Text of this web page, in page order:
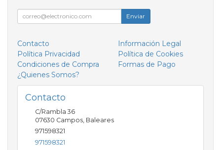
Enviar
Contacto
Información Legal
Política Privacidad
Política de Cookies
Condiciones de Compra
Formas de Pago
¿Quienes Somos?
Contacto
C/Rambla 36
07630 Campos Baleares
971598321
971598321